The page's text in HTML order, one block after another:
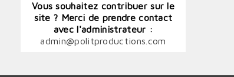
Vous souhaitez contribuer sur le
site ? Merci de prendre contact
avec l'administrateur :
admin@politproductions.com